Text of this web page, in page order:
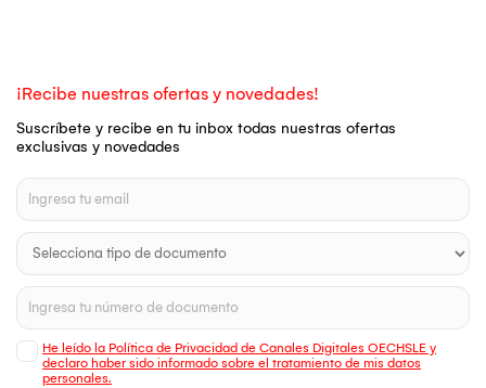
¡Recibe nuestras ofertas y novedades!
Suscríbete y recibe en tu inbox todas nuestras ofertas
exclusivas y novedades
He leído la Política de Privacidad de Canales Digitales OECHSLE y
declaro haber sido informado sobre el tratamiento de mis datos
personales.